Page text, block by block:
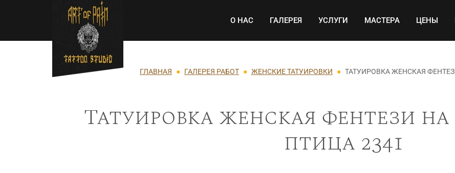
Перейти к основному содержанию Основная навигация
О НАС ГАЛЕРЕЯ УСЛУГИ МАСТЕРА ЦЕНЫ
Строка навигации
ГЛАВНАЯ ГАЛЕРЕЯ РАБОТ ЖЕНСКИЕ ТАТУИРОВКИ ТАТУИРОВКА ЖЕНСКАЯ
Татуировка женская фентези
птица 2341